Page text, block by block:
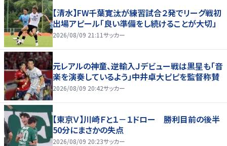
【清水】FW千葉寛汰が練習試合２発でリーグ戦初
出場アピール「良い準備をし続けることが大切」
2026/08/09 21:11サッカー
元レアルの神童、逆輸入Ｊデビュー戦は黒星も「音
楽を演奏しているよう」中井卓大ピピを監督称賛
2026/08/09 20:42サッカー
【東京Ｖ】川崎Ｆと１－１ドロー 勝利目前の後半
50分にまさかの失点
2026/08/09 20:23サッカー